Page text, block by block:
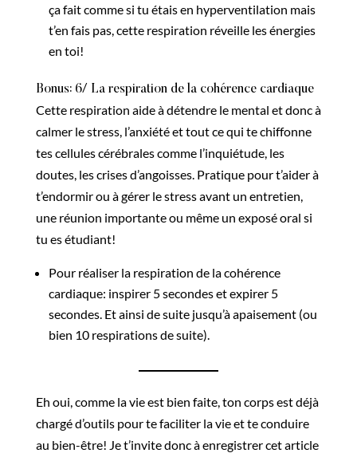
ça fait comme si tu étais en hyperventilation mais
t’en fais pas, cette respiration réveille les énergies
en toi!
Bonus: 6/ La respiration de la cohérence cardiaque
Cette respiration aide à détendre le mental et donc à
calmer le stress, l’anxiété et tout ce qui te chiffonne
tes cellules cérébrales comme l’inquiétude, les
doutes, les crises d’angoisses. Pratique pour t’aider à
t’endormir ou à gérer le stress avant un entretien,
une réunion importante ou même un exposé oral si
tu es étudiant!
Pour réaliser la respiration de la cohérence
cardiaque: inspirer 5 secondes et expirer 5
secondes. Et ainsi de suite jusqu’à apaisement (ou
bien 10 respirations de suite).
Eh oui, comme la vie est bien faite, ton corps est déjà
chargé d’outils pour te faciliter la vie et te conduire
au bien-être! Je t’invite donc à enregistrer cet article